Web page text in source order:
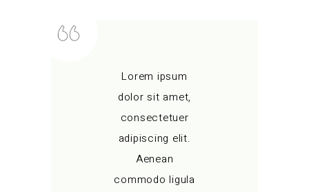
Lorem ipsum
dolor sit amet,
consectetuer
adipiscing elit.
Aenean
commodo ligula